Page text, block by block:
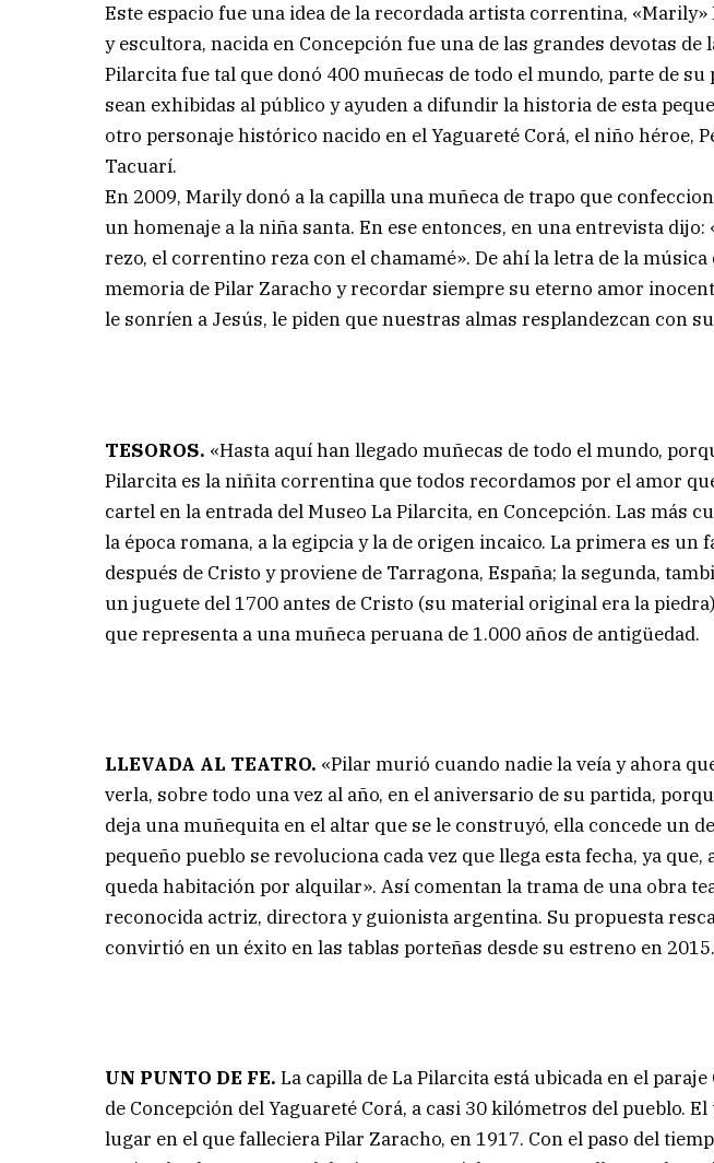
Este espacio fue una idea de la recordada artista correntina,
y escultora, nacida en Concepción fue una de las grandes devotas de
Pilarcita fue tal que donó 400 muñecas de todo el mundo, parte de
sean exhibidas al público y ayuden a difundir la historia de esta
otro personaje histórico nacido en el Yaguareté Corá, el niño héroe,
Tacuarí.
En 2009, Marily donó a la capilla una muñeca de trapo que
un homenaje a la niña santa. En ese entonces, en una entrevista
rezo, el correntino reza con el chamamé». De ahí la letra de la
memoria de Pilar Zaracho y recordar siempre su eterno amor
le sonríen a Jesús, le piden que nuestras almas resplandezcan con
TESOROS. «Hasta aquí han llegado muñecas de todo el mundo,
Pilarcita es la niñita correntina que todos recordamos por el amor
cartel en la entrada del Museo La Pilarcita, en Concepción. Las más
la época romana, a la egipcia y la de origen incaico. La primera es un
después de Cristo y proviene de Tarragona, España; la segunda,
un juguete del 1700 antes de Cristo (su material original era la
que representa a una muñeca peruana de 1.000 años de antigüedad.
LLEVADA AL TEATRO. «Pilar murió cuando nadie la veía y ahora
verla, sobre todo una vez al año, en el aniversario de su partida,
deja una muñequita en el altar que se le construyó, ella concede un
pequeño pueblo se revoluciona cada vez que llega esta fecha, ya que,
queda habitación por alquilar». Así comentan la trama de una obra
reconocida actriz, directora y guionista argentina. Su propuesta
convirtió en un éxito en las tablas porteñas desde su estreno en 2015.
UN PUNTO DE FE. La capilla de La Pilarcita está ubicada en el
de Concepción del Yaguareté Corá, a casi 30 kilómetros del pueblo.
lugar en el que falleciera Pilar Zaracho, en 1917. Con el paso del